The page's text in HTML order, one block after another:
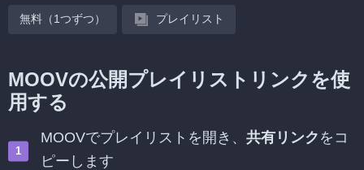
無料（1つずつ） プレイリスト
MOOVの公開プレイリストリンクを使
用する
MOOVでプレイリストを開き、 共有リンク をコ
ピーします